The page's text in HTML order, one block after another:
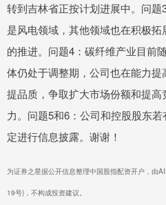
转到吉林省正按计划进展中。问
是风电领域，其他领域也在积极
的推进。问题4：碳纤维产业目前
体仍处于调整期，公司也在能力提
提品质，争取扩大市场份额和提
力。问题5和6：公司和控股股东
定进行信息披露。谢谢！
为证券之星据公开信息整理中国股指配资开户，
19号)，不构成投资建议。